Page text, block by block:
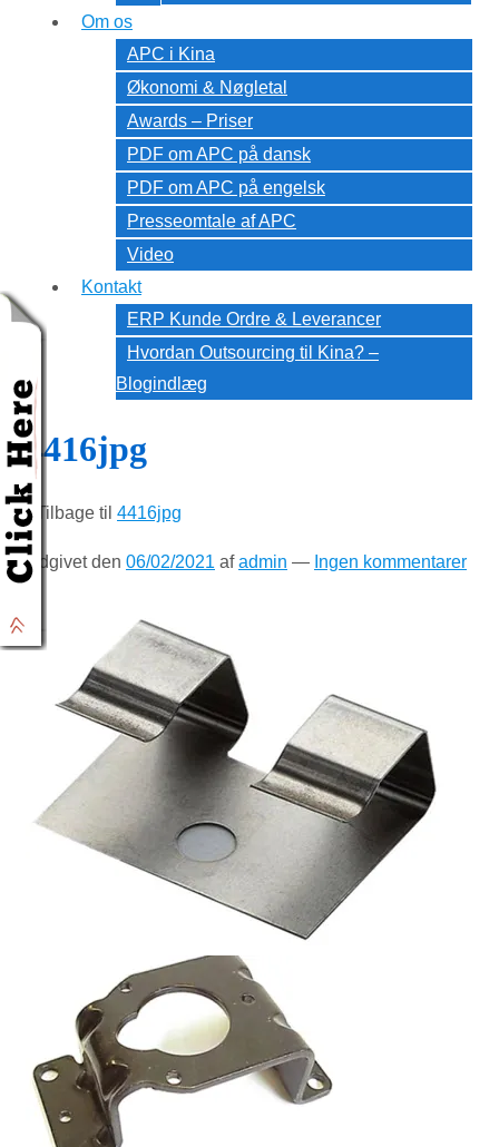
Om os
APC i Kina
Økonomi & Nøgletal
Awards – Priser
PDF om APC på dansk
PDF om APC på engelsk
Presseomtale af APC
Video
Kontakt
ERP Kunde Ordre & Leverancer
Hvordan Outsourcing til Kina? –
Blogindlæg
4416jpg
‹ Tilbage til 4416jpg
Udgivet den 06/02/2021 afadmin — Ingen kommentarer